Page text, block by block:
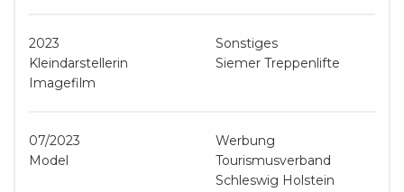
2023
Sonstiges
Kleindarstellerin
Imagefilm
Siemer Treppenlifte
07/2023
Werbung
Model
Tourismusverband
Schleswig Holstein